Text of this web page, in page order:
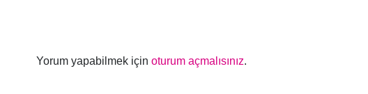
Yorum yapabilmek için oturum açmalısınız.